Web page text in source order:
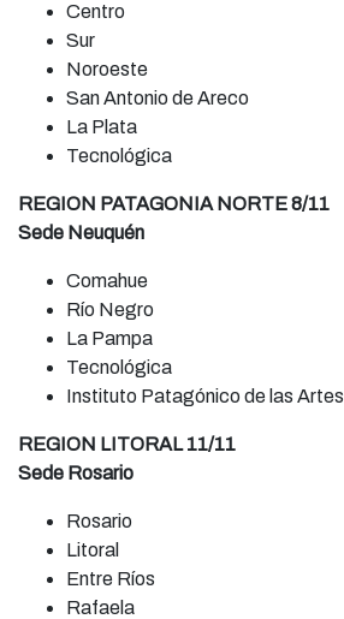
Centro
Sur
Noroeste
San Antonio de Areco
La Plata
Tecnológica
REGION PATAGONIA NORTE 8/11
Sede Neuquén
Comahue
Río Negro
La Pampa
Tecnológica
Instituto Patagónico de las Artes
REGION LITORAL 11/11
Sede Rosario
Rosario
Litoral
Entre Ríos
Rafaela